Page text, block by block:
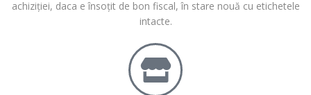
achiziției, daca e însoțit de bon fiscal, în stare nouă cu etichetele
intacte.